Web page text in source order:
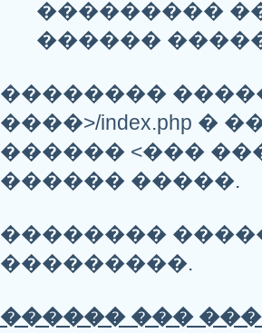
���������
������
��������
����>/index.php
������ <���
������ �����.
��������
���������.
������ ���